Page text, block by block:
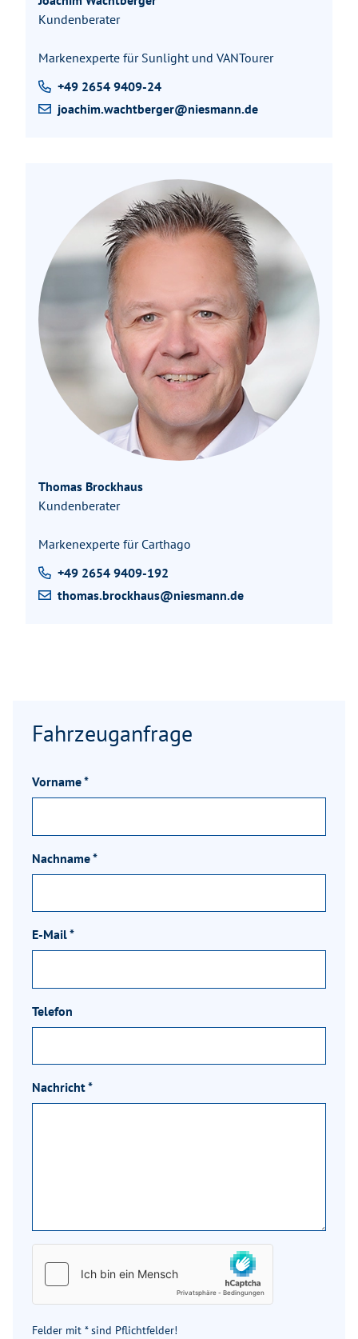
Kundenberater
Markenexperte für Sunlight und VANTourer
+49 2654 9409-24
joachim.wachtberger@niesmann.de
Thomas Brockhaus
Kundenberater
Markenexperte für Carthago
+49 2654 9409-192
thomas.brockhaus@niesmann.de
Fahrzeuganfrage
Vorname*
Nachname*
E-Mail*
Telefon
Nachricht*
Felder mit * sind Pflichtfelder!